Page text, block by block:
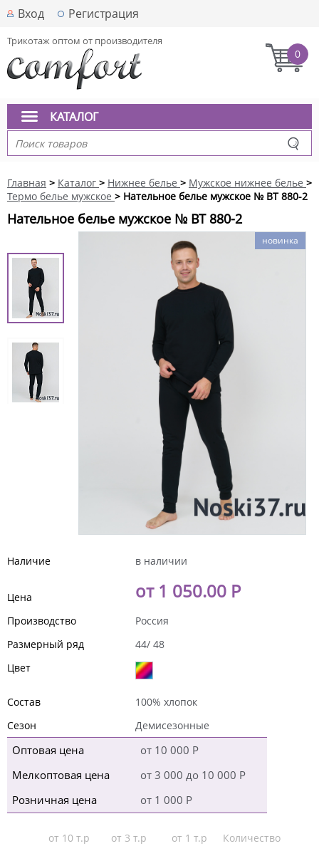
Вход Регистрация
Трикотаж оптом от производителя
0
КАТАЛОГ
Главная > Каталог > Нижнее белье > Мужское нижнее белье >
Термо белье мужское > Нательное белье мужское № BT 880-2
Нательное белье мужское № BT 880-2
новинка
Наличие в наличии
Цена от 1 050.00 Р
Производство
Россия
Размерный ряд
44/ 48
Цвет
Состав
100% хлопок
Сезон
Демисезонные
Оптовая цена
от 10 000 Р
Мелкоптовая цена
от 3 000 до 10 000 Р
Розничная цена
от 1 000 Р
от 10 т.р от 3 т.р от 1 т.р Количество